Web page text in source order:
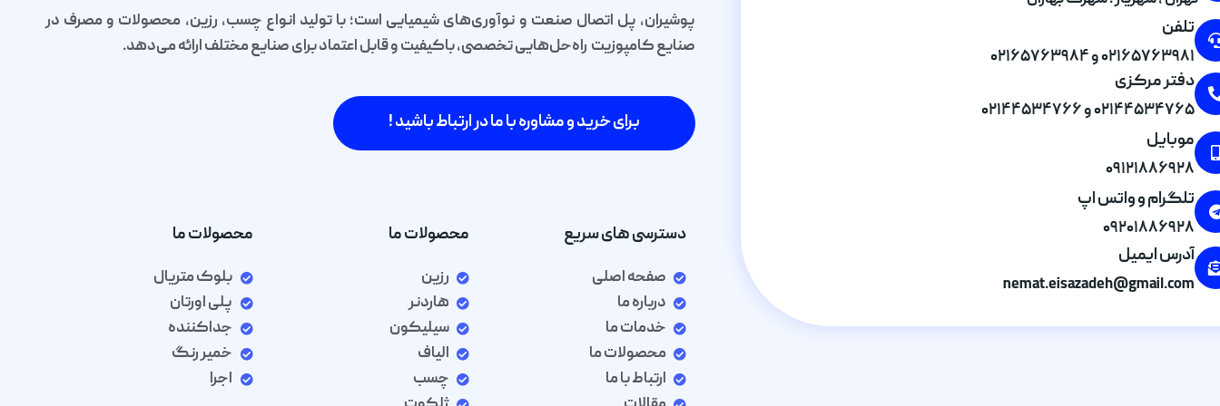
تلفن
۰۲۱۶۵۷۶۳۹۸۱ و ۰۲۱۶۵۷۶۳۹۸۴
دفتر مرکزی
۰۲۱۴۴۵۳۴۷۶۵ و ۰۲۱۴۴۵۳۴۷۶۶
موبایل
۰۹۱۲۱۸۸۶۹۲۸
تلگرام و واتس اپ
۰۹۲۰۱۸۸۶۹۲۸
آدرس ایمیل
nemat.eisazadeh@gmail.com
پوشیران، پل اتصال صنعت و نوآوری‌های شیمیایی است؛ با تولید انواع چسب، رزین، محصولات و مصرف در
صنایع کامپوزیت راه‌حل‌هایی تخصصی، باکیفیت و قابل اعتماد برای صنایع مختلف ارائه می‌دهد.
برای خرید و مشاوره با ما در ارتباط باشید !
دسترسی های سریع
صفحه اصلی
درباره ما
خدمات ما
محصولات ما
ارتباط با ما
محصولات ما
رزین
هاردنر
سیلیکون
الیاف
چسب
محصولات ما
بلوک متریال
پلی اورتان
جداکننده
خمیر رنگ
اجرا